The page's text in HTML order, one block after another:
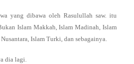
yang dibawa oleh Rasulullah saw. itu
Islam Makkah, Islam Madinah, Islam
Islam Turki, dan sebagainya.
dia lagi.